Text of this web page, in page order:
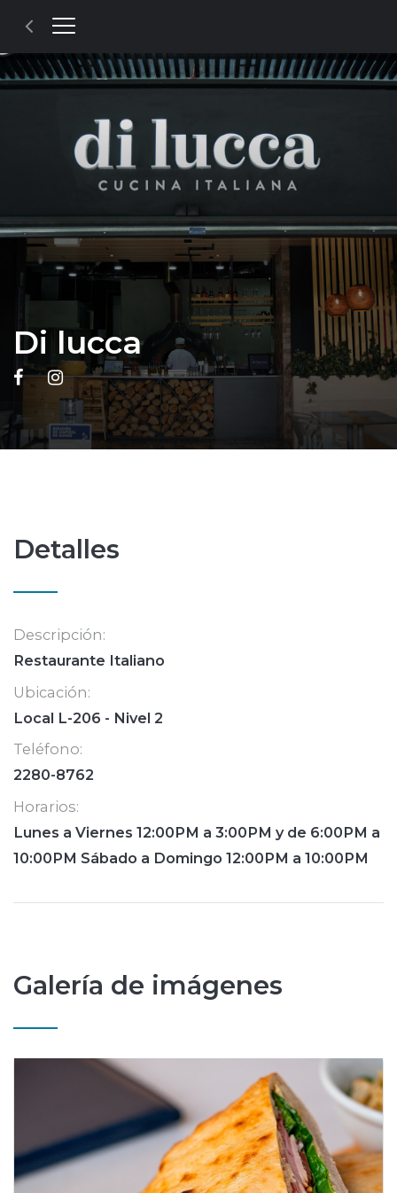
Di lucca
Detalles
Descripción:
Restaurante Italiano
Ubicación:
Local L-206 - Nivel 2
Teléfono:
2280-8762
Horarios:
Lunes a Viernes 12:00PM a 3:00PM y de 6:00PM a
10:00PM Sábado a Domingo 12:00PM a 10:00PM
Galería de imágenes